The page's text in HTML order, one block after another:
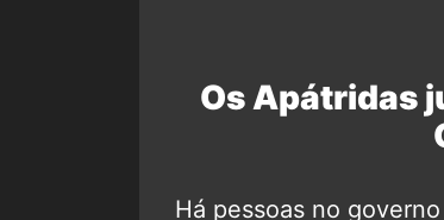
Os Apátridas
Há pessoas no